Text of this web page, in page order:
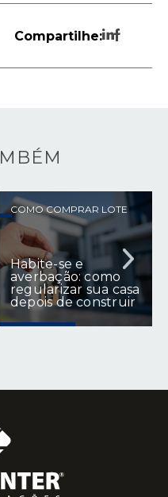
Compartilhe:
COMO COMPRAR LOTE
Habite-se e
averbação: como
regularizar sua casa
depois de construir